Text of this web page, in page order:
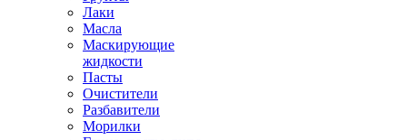
Лаки
Масла
Маскирующие
жидкости
Пасты
Очистители
Разбавители
Морилки